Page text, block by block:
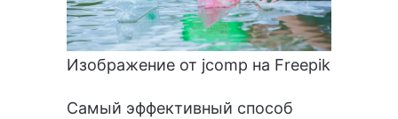
Изображение от jcomp на Freepik
Самый эффективный способ